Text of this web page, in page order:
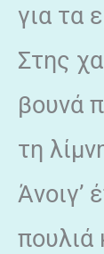
για τα
Στης
βουνά
τη
Άνοιγ’
πουλιά